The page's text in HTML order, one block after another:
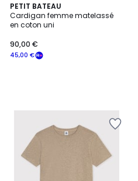
PETIT BATEAU
Cardigan femme matelassé
en coton uni
45,00 €
90,00 €